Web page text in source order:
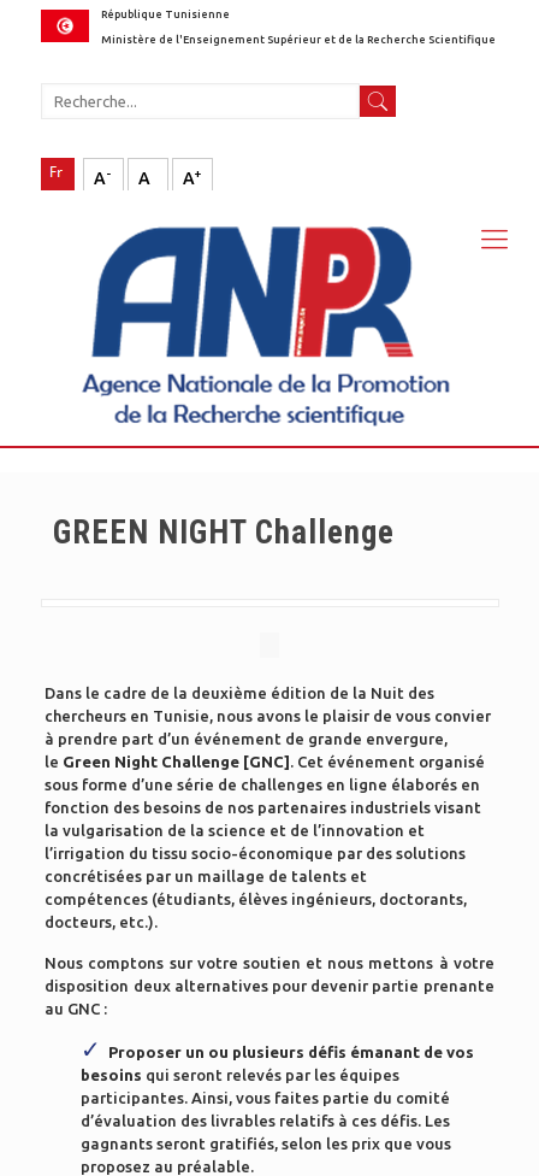
République Tunisienne
Ministère de l'Enseignement Supérieur et de la Recherche Scientifique
A- A A+
GREEN NIGHT Challenge
Dans le cadre de la deuxième édition de la Nuit des
chercheurs en Tunisie, nous avons le plaisir de vous convier
à prendre part d’un événement de grande envergure,
le Green Night Challenge [GNC] . Cet événement organisé
sous forme d’une série de challenges en ligne élaborés en
fonction des besoins de nos partenaires industriels visant
la vulgarisation de la science et de l’innovation et
l’irrigation du tissu socio-économique par des solutions
concrétisées par un maillage de talents et
compétences (étudiants, élèves ingénieurs, doctorants,
docteurs, etc.).
Nous comptons sur votre soutien et nous mettons à votre
disposition deux alternatives pour devenir partie prenante
au GNC :
Proposer un ou plusieurs défis émanant de vos
besoins qui seront relevés par les équipes
participantes. Ainsi, vous faites partie du comité
d’évaluation des livrables relatifs à ces défis. Les
gagnants seront gratifiés, selon les prix que vous
proposez au préalable.